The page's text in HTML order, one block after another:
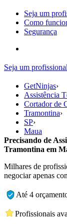
Seja um
Como
Segurança
Seja um profissional
GetNinjas›
Assistência
Cortador de
Tramontina›
SP›
Maua
Precisando de
Tramontina em
Milhares de
negociar apenas
Até 4
Profissionais